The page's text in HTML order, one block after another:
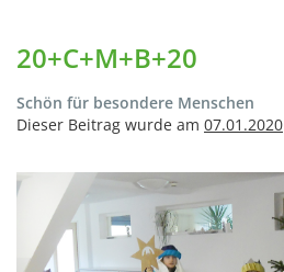
20+C+M+B+20
Schön für besondere Menschen
Dieser Beitrag wurde am 07.01.2020